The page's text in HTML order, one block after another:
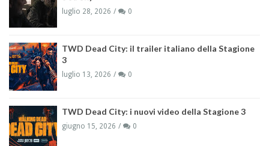
luglio 28, 2026 0
TWD Dead City: il trailer italiano della Stagione
3
luglio 13, 2026 0
TWD Dead City: i nuovi video della Stagione 3
giugno 15, 2026 0